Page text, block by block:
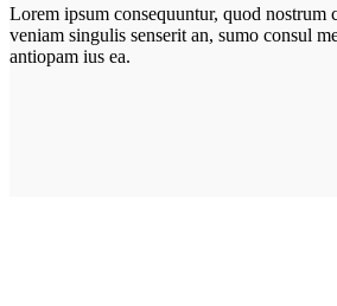
Lorem ipsum consequuntur, quod nostrum
veniam singulis senserit an, sumo consul
antiopam ius ea.